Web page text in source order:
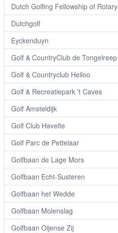
Dutch Golfing Fellowship of Rotary
Dutchgolf
Eyckenduyn
Golf & CountryClub de Tongelreep
Golf & Countryclub Heiloo
Golf & Recreatiepark 't Caves
Golf Amsteldijk
Golf Club Havelte
Golf Parc de Pettelaar
Golfbaan de Lage Mors
Golfbaan Echt-Susteren
Golfbaan het Wedde
Golfbaan Molenslag
Golfbaan Oijense Zij